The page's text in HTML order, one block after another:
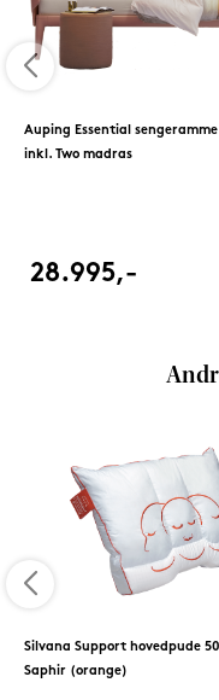
Auping Essential sengeramme
inkl. Two madras
28.995,-
Silvana Support hovedpude
Saphir (orange)